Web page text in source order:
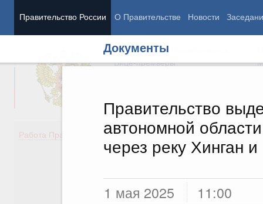
Правительство России О Правительстве Новости
Документы
Правительство
автономной
через реку Хинган
1 мая 2025 11:00
Председатель Правительства
Вице-премьеры
Работа Правительства
Демография
Здоровье
Образование
Общество
Государство